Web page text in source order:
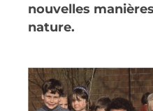
nouvelles
nature.